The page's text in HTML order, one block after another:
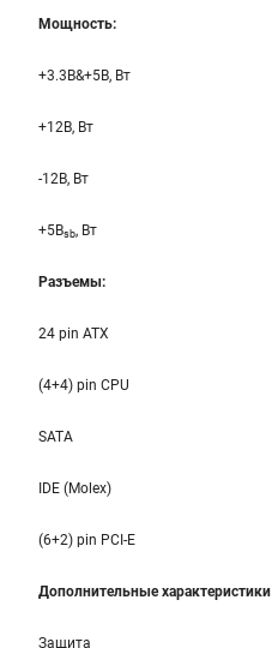
Мощность:
+3.3B&+5B, Вт
+12B, Вт
-12B, Вт
+5Bsb, Вт
Разъемы:
24 pin ATX
(4+4) pin CPU
SATA
IDE (Molex)
(6+2) pin PCI-E
Дополнительные характеристики
Защита